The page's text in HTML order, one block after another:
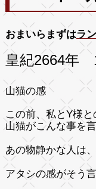
おまいらまずはラ
皇紀2664年
山猫の感
この前、私とY様
山猫がこんな事を
あの物静かな人は
アタシの感がそう